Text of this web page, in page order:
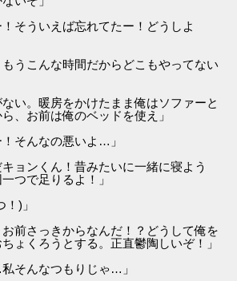
そういえば忘れてたー！どうしよ
うこんな時間だからどこもやってない
い。暖房をかけたまま俺はソファーと
、お前は俺のベッドを使え」
そんなの悪いよ…」
ョンくん！昔みたいに一緒に寝よう
つで足りるよ！」
)」
前さっきからなんだ！？どうして俺を
ょくろうとする。正直鬱陶しいぞ！」
そんなつもりじゃ…」